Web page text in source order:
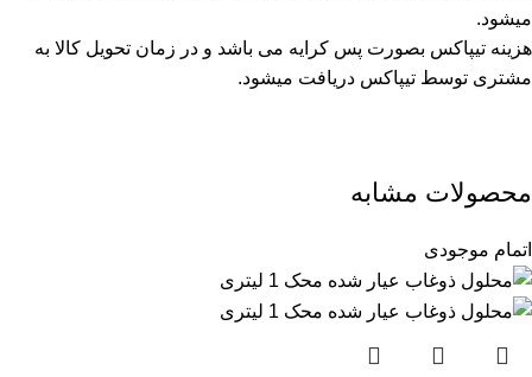
میشود.
هزینه تیپاکس بصورت پس کرایه می باشد و در زمان تحویل کالا به
مشتری توسط تیپاکس دریافت میشود.
محصولات مشابه
اتمام موجودی